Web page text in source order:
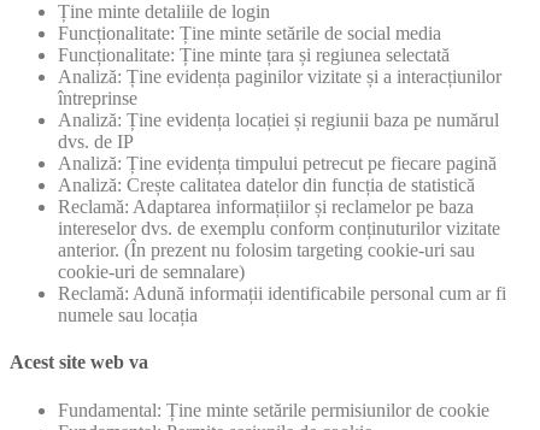
Ține minte detaliile de login
Funcționalitate: Ține minte setările de social media
Funcționalitate: Ține minte țara și regiunea selectată
Analiză: Ține evidența paginilor vizitate și a interacțiunilor
întreprinse
Analiză: Ține evidența locației și regiunii baza pe numărul
dvs. de IP
Analiză: Ține evidența timpului petrecut pe fiecare pagină
Analiză: Crește calitatea datelor din funcția de statistică
Reclamă: Adaptarea informațiilor și reclamelor pe baza
intereselor dvs. de exemplu conform conținuturilor vizitate
anterior. (În prezent nu folosim targeting cookie-uri sau
cookie-uri de semnalare)
Reclamă: Adună informații identificabile personal cum ar fi
numele sau locația
Acest site web va
Fundamental: Ține minte setările permisiunilor de cookie